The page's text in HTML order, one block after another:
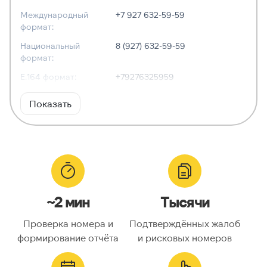
Международный
формат:
+7 927 632-59-59
Национальный
формат:
8 (927) 632-59-59
E.164 формат:
+79276325959
RFC3966
формат:
Тип номера:
Оператор связи:
Национальный
9276325959
Код страны:
Показать
~2 мин
Проверка номера и
формирование отчёта
Тысячи
Подтверждённых жалоб
и рисковых номеров